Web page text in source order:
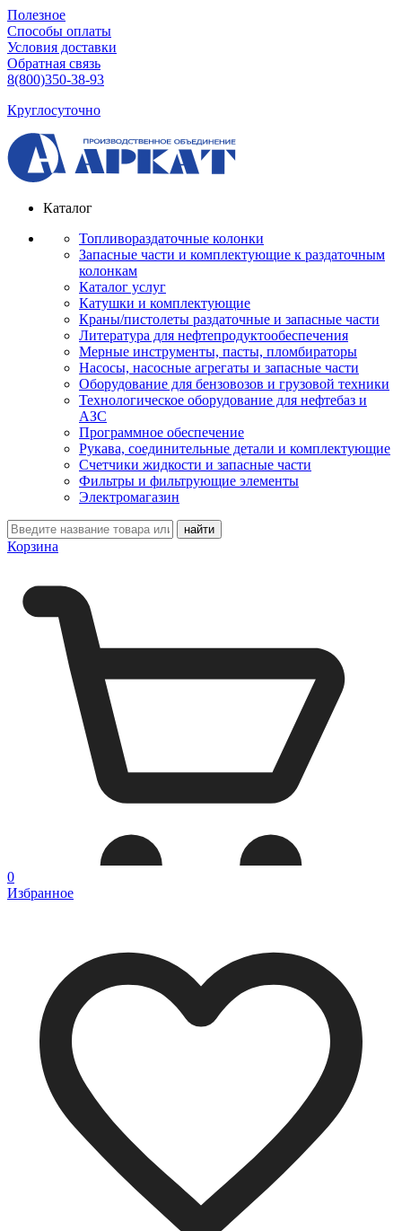
Полезное
Способы оплаты
Условия доставки
Обратная связь
8(800)350-38-93
Круглосуточно
Каталог
Топливораздаточные колонки
Запасные части и комплектующие к раздаточным
колонкам
Каталог услуг
Катушки и комплектующие
Краны/пистолеты раздаточные и запасные части
Литература для нефтепродуктообеспечения
Мерные инструменты, пасты, пломбираторы
Насосы, насосные агрегаты и запасные части
Оборудование для бензовозов и грузовой техники
Технологическое оборудование для нефтебаз и
АЗС
Программное обеспечение
Рукава, соединительные детали и комплектующие
Счетчики жидкости и запасные части
Фильтры и фильтрующие элементы
Электромагазин
Корзина
0
Избранное